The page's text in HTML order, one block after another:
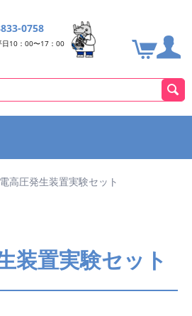
0758
日10：00〜17：00
高圧発生装置実験セット
装置実験セット